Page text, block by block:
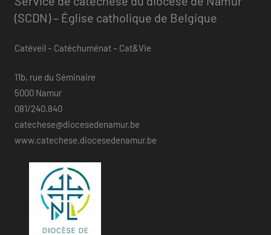
(SCDN) – Église catholique de Belgique
Catéveil – Catéchuménat – Cat&Vie
11b, rue du Séminaire
5000 Namur
081/240.840
catechese@diocesedenamur.be
www.catechese.diocesedenamur.be